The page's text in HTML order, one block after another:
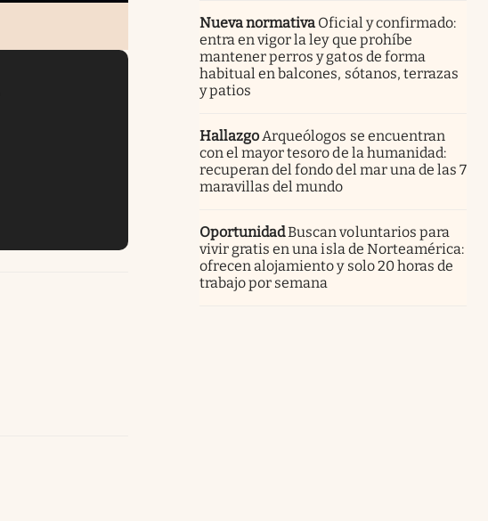
Nueva normativa Oficial y confirmado:
entra en vigor la ley que prohíbe
mantener perros y gatos de forma
habitual en balcones, sótanos, terrazas
y patios
HallazgoArqueólogos se encuentran
con el mayor tesoro de la humanidad:
recuperan del fondo del mar una de las 7
maravillas del mundo
OportunidadBuscan voluntarios para
vivir gratis en una isla de Norteamérica:
ofrecen alojamiento y solo 20 horas de
trabajo por semana